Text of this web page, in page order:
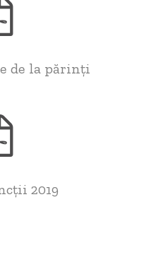
de la părinți
2019